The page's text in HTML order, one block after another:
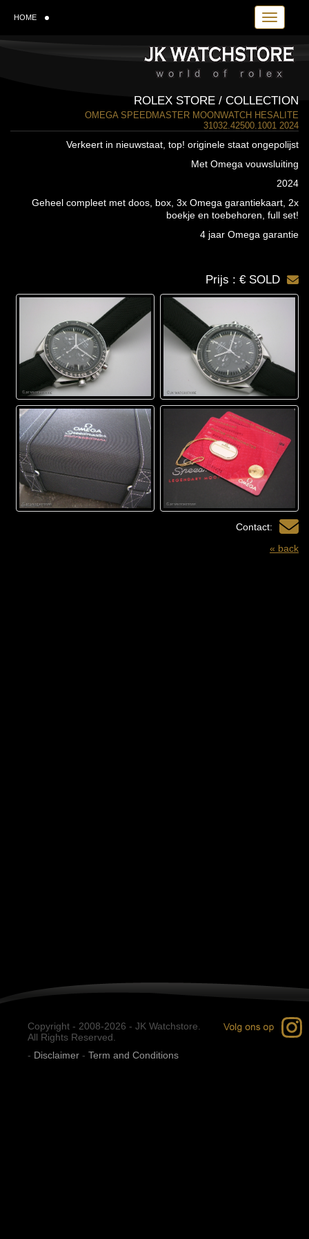
Toggle
HOME
ROLEX STORE / COLLECTION
OMEGA SPEEDMASTER MOONWATCH HESALITE
31032.42500.1001 2024
Verkeert in nieuwstaat, top! originele staat ongepolijst
Met Omega vouwsluiting
2024
Geheel compleet met doos, box, 3x Omega garantiekaart, 2x
boekje en toebehoren, full set!
4 jaar Omega garantie
Prijs : € SOLD
Contact:
« back
Copyright - 2008-2026 - JK Watchstore.
All Rights Reserved.
- Disclaimer - Term and Conditions